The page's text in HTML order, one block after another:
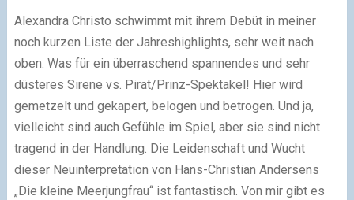
Alexandra Christo schwimmt mit ihrem Debüt in meiner
noch kurzen Liste der Jahreshighlights, sehr weit nach
oben. Was für ein überraschend spannendes und sehr
düsteres Sirene vs. Pirat/Prinz-Spektakel! Hier wird
gemetzelt und gekapert, belogen und betrogen. Und ja,
vielleicht sind auch Gefühle im Spiel, aber sie sind nicht
tragend in der Handlung. Die Leidenschaft und Wucht
dieser Neuinterpretation von Hans-Christian Andersens
„Die kleine Meerjungfrau“ ist fantastisch. Von mir gibt es